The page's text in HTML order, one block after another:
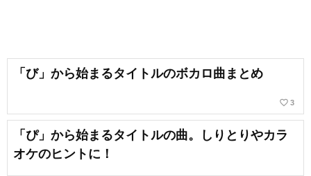
「び」から始まるタイトルのボカロ曲まとめ
favorite_border 3
「ぴ」から始まるタイトルの曲。しりとりやカラ
オケのヒントに！